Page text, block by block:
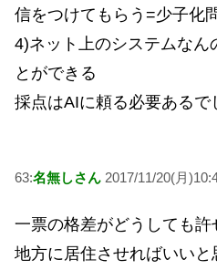
信をつけてもらう=少子化
4)ネット上のシステムなん
とができる
採点はAIに頼る必要あるで
63:名無しさん 2017/11/20(月
一票の格差がどうしても許
地方に居住させればいいと